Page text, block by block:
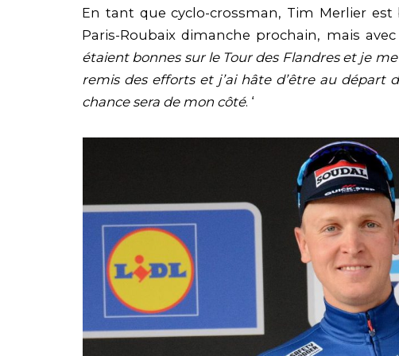
En tant que cyclo-crossman, Tim Merlier
Paris-Roubaix dimanche prochain, mais
étaient bonnes sur le Tour des Flandres et je
remis des efforts et j’ai hâte d’être au départ
chance sera de mon côté. ‘